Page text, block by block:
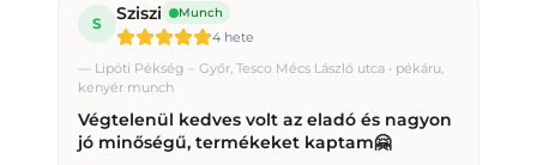
S Sziszi Munch
4 hete
— Lipóti Pékség – Győr, Tesco Mécs László utca • pékáru,
kenyér munch
Végtelenül kedves volt az eladó és nagyon
jó minőségű, termékeket kaptam🤗